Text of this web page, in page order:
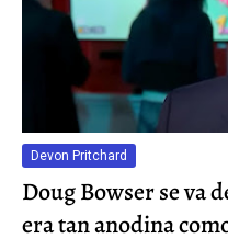
Devon Pritchard
Doug Bowser se va
era tan anodina